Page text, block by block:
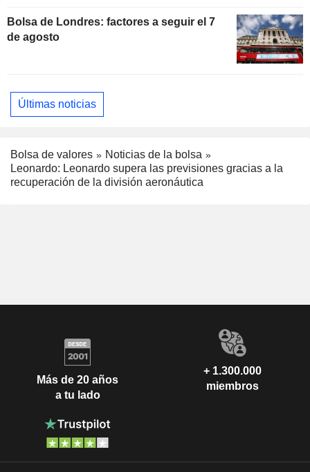
Bolsa de Londres: factores a seguir el 7
de agosto
Últimas noticias
Bolsa de valores
Noticias de la bolsa
Leonardo: Leonardo supera las previsiones gracias a la
recuperación de la división aeronáutica
Más de 20 años
a tu lado
+ 1.300.000
miembros